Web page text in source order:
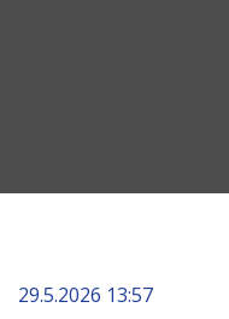
29.5.2026 13:57